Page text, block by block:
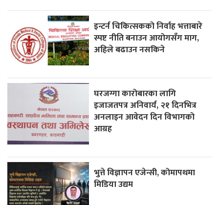
इन्टर्न चिकित्सकको निर्वाह भत्ताबारे
स्पष्ट नीति बनाउन आयोगसँग माग,
अहिले बढाउन नसकिने
घरजग्गा कारोबारका लागि
इजाजतपत्र अनिवार्य, २१ दिनभित्र
अनलाइन आवेदन दिन विभागको
आग्रह
भुत्ते विज्ञापन एजेन्सी, कोमापथमा
मिडिया उद्यम